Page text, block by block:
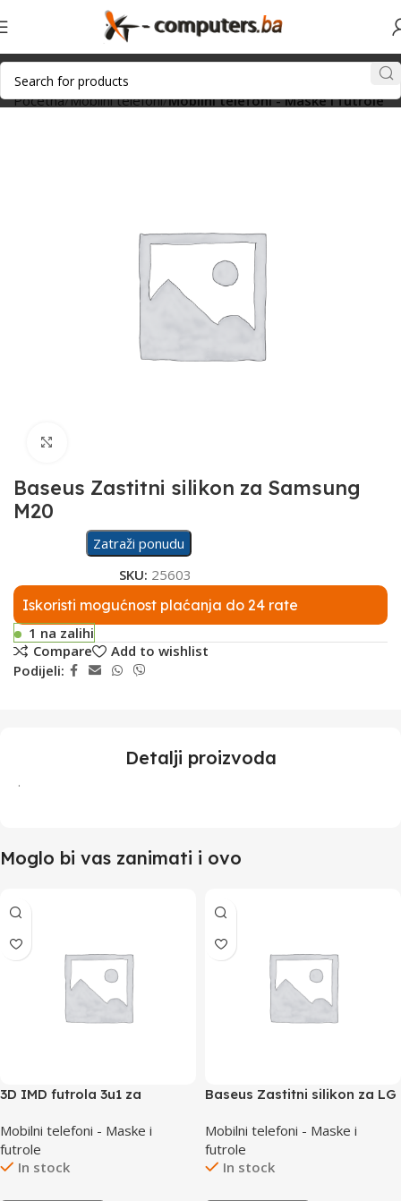
Početna Mobilni telefoni Mobilni telefoni - Maske i futrole
Baseus Zastitni silikon za Samsung
M20
Zatraži ponudu
SKU: 25603
Iskoristi mogućnost plaćanja do 24 rate
1 na zalihi
Compare
Add to wishlist
Podijeli:
Detalji proizvoda
.
Moglo bi vas zanimati i ovo
3D IMD futrola 3u1 za
Mobilni telefoni - Maske i
futrole
In stock
Baseus Zastitni silikon za LG
Mobilni telefoni - Maske i
futrole
In stock